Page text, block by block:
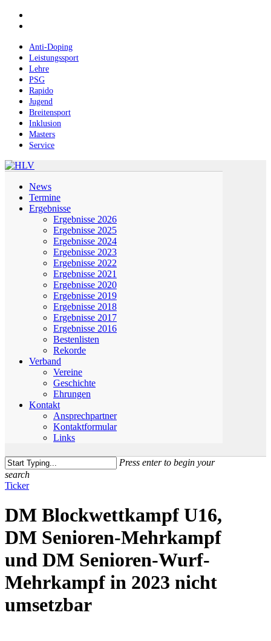
Skip
contentAnti-Doping
Leistungssport
Lehre
PSG
Rapido
Jugend
Breitensport
Inklusion
Masters
Service
News
Termine
Ergebnisse
Ergebnisse 2026
Ergebnisse 2025
Ergebnisse 2024
Ergebnisse 2023
Ergebnisse 2022
Ergebnisse 2021
Ergebnisse 2020
Ergebnisse 2019
Ergebnisse 2018
Ergebnisse 2017
Ergebnisse 2016
Bestenlisten
Rekorde
Verband
Vereine
Geschichte
Ehrungen
Kontakt
Ansprechpartner
Kontaktformular
Links
Press enter to begin your
search
Close
Ticker
DM Blockwettkampf U16,
DM Senioren-Mehrkampf
und DM Senioren-Wurf-
Mehrkampf in 2023 nicht
umsetzbar